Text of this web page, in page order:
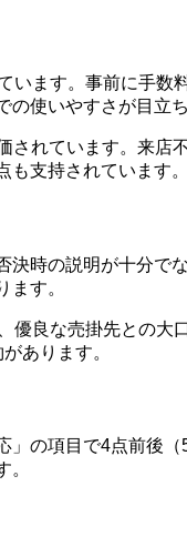
ます。事前に手
使いやすさが目立ち
れています。来
支持されています。
時の説明が十分
す。
良な売掛先との
あります。
の項目で4点前後
。